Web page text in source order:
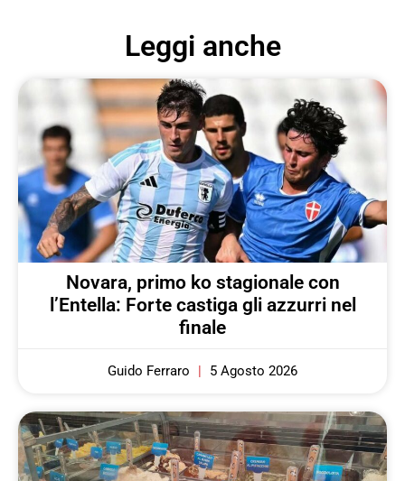
Leggi anche
Novara, primo ko stagionale con
l’Entella: Forte castiga gli azzurri nel
finale
Guido Ferraro 5 Agosto 2026